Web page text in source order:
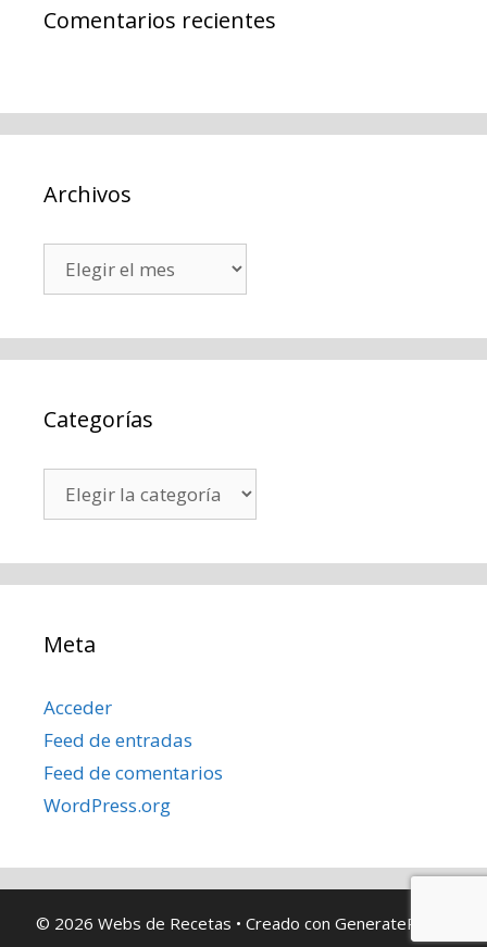
Comentarios recientes
Archivos
Categorías
Meta
Acceder
Feed de entradas
Feed de comentarios
WordPress.org
© 2026 Webs de Recetas • Creado con GeneratePress